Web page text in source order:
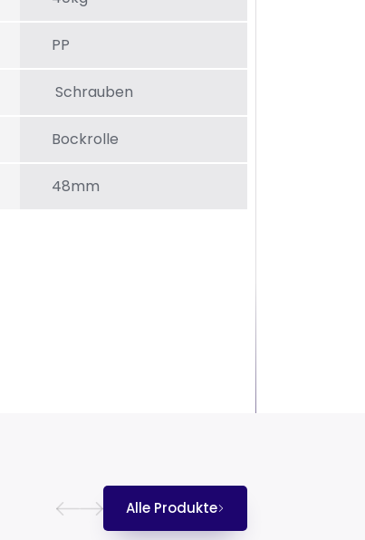
PP
Schrauben
Bockrolle
48mm
Alle Produkte